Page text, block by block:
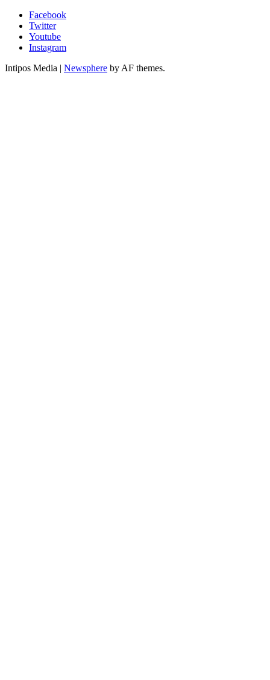
Facebook
Twitter
Youtube
Instagram
Intipos Media | Newsphere by AF themes.